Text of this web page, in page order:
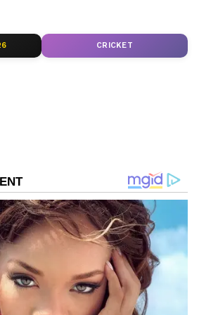
ಈ ಭಾಗದಲ್ಲಿ
ರಸ್ತೆ ನಿರ್ಮಾಣ
BMTC ಎಸಿ ಬಸ್
ಸ್ಟಾಪ್, ಟಿಕೆಟ್ ದರ ಎಷ್ಟು
CRICKET